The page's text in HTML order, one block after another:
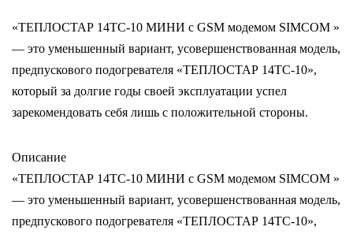
«ТЕПЛОСТАР 14ТС-10 МИНИ с GSM модемом SIMCOM »
— это уменьшенный вариант, усовершенствованная модель,
предпускового подогревателя «ТЕПЛОСТАР 14ТС-10»,
который за долгие годы своей эксплуатации успел
зарекомендовать себя лишь с положительной стороны.
Описание
«ТЕПЛОСТАР 14ТС-10 МИНИ с GSM модемом SIMCOM »
— это уменьшенный вариант, усовершенствованная модель,
предпускового подогревателя «ТЕПЛОСТАР 14ТС-10»,